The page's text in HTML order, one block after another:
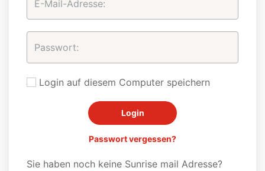
Login auf diesem Computer speichern
Passwort vergessen?
Sie haben noch keine Sunrise mail Adresse?